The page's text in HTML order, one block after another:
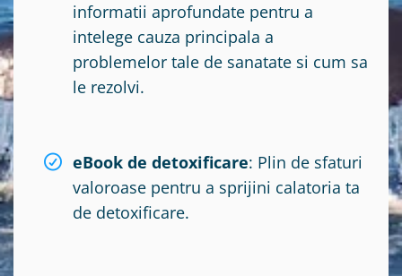
informatii aprofundate pentru a
intelege cauza principala a
problemelor tale de sanatate si cum sa
le rezolvi.
eBook de detoxificare: Plin de sfaturi
valoroase pentru a sprijini calatoria ta
de detoxificare.